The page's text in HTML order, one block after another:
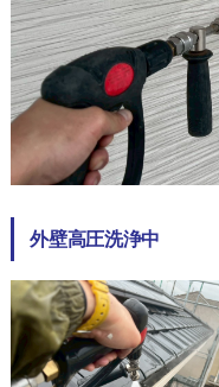
外壁高圧洗浄中